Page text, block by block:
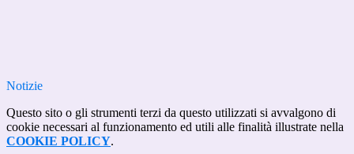
Notizie
Questo sito o gli strumenti terzi da questo utilizzati si avvalgono di
cookie necessari al funzionamento ed utili alle finalità illustrate nella
COOKIE POLICY.